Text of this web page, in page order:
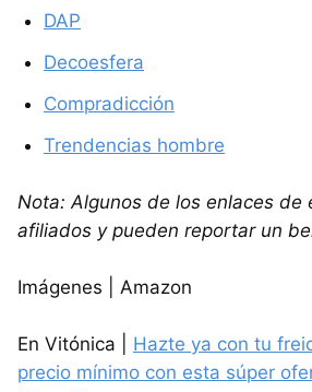
DAP
Decoesfera
Compradicción
Trendencias hombre
Nota: Algunos de los enlaces de
afiliados y pueden reportar un
Imágenes | Amazon
En Vitónica | Hazte ya con tu
precio mínimo con esta súper